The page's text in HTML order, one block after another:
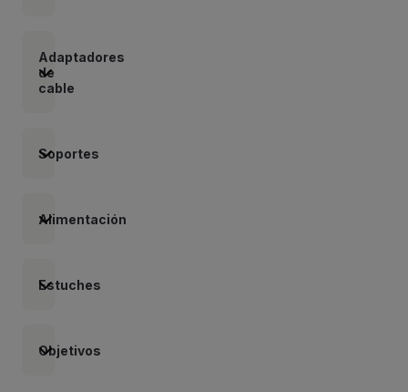
Adaptadores
de
cable
Soportes
Alimentación
Estuches
Objetivos